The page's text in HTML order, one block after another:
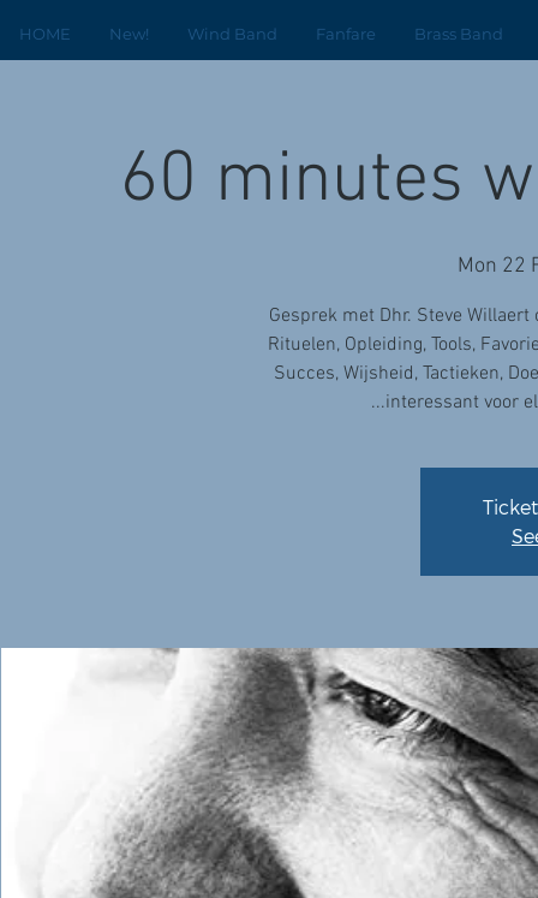
HOME New! Wind Band Fanfare Brass Band
60 minutes
Mon 22
Gesprek met Dhr. Steve
Rituelen, Opleiding, Tools,
Succes, Wijsheid, Tactieken,
...interessant voor